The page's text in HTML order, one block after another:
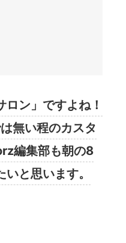
ン」ですよね！
無い程のカスタ
編集部も朝の8
と思います。